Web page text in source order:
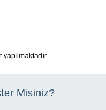
Misiniz?